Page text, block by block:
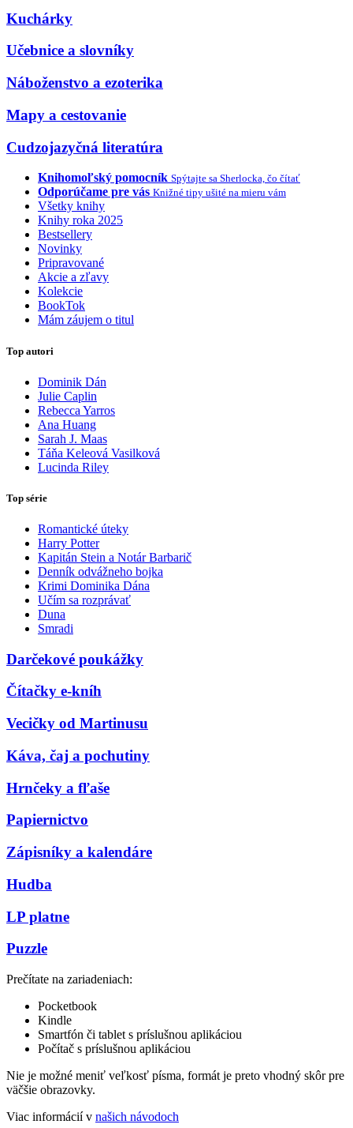
Kuchárky
Učebnice a slovníky
Náboženstvo a ezoterika
Mapy a cestovanie
Cudzojazyčná literatúra
Knihomoľský pomocník Spýtajte sa Sherlocka, čo čítať
Odporúčame pre vás Knižné tipy ušité na mieru vám
Všetky knihy
Knihy roka 2025
Bestsellery
Novinky
Pripravované
Akcie a zľavy
Kolekcie
BookTok
Mám záujem o titul
Top autori
Dominik Dán
Julie Caplin
Rebecca Yarros
Ana Huang
Sarah J. Maas
Táňa Keleová Vasilková
Lucinda Riley
Top série
Romantické úteky
Harry Potter
Kapitán Stein a Notár Barbarič
Denník odvážneho bojka
Krimi Dominika Dána
Učím sa rozprávať
Duna
Smradi
Darčekové poukážky
Čítačky e-kníh
Vecičky od Martinusu
Káva, čaj a pochutiny
Hrnčeky a fľaše
Papiernictvo
Zápisníky a kalendáre
Hudba
LP platne
Puzzle
Prečítate na zariadeniach:
Pocketbook
Kindle
Smartfón či tablet s príslušnou aplikáciou
Počítač s príslušnou aplikáciou
Nie je možné meniť veľkosť písma, formát je preto vhodný skôr pre
väčšie obrazovky.
Viac informácií v našich návodoch